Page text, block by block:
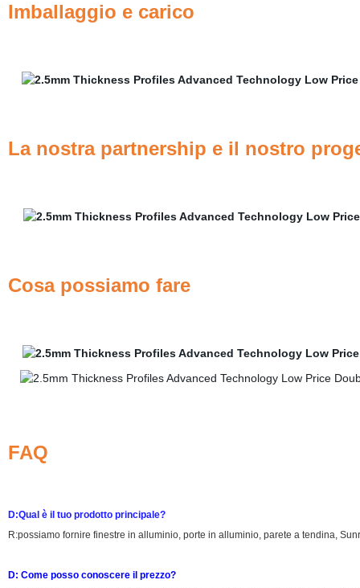
Imballaggio e carico
La nostra partnership e il nostro
Cosa possiamo fare
FAQ
D:Qual è il tuo prodotto principale?
R:possiamo fornire finestre in alluminio, porte in alluminio, parete a tendina,
D: Come posso conoscere il prezzo?